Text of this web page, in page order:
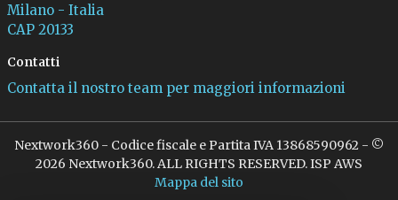
Milano - Italia
CAP 20133
Contatti
Contatta il nostro team per maggiori informazioni
Nextwork360 - Codice fiscale e Partita IVA 13868590962 - ©
2026 Nextwork360. ALL RIGHTS RESERVED. ISP AWS
Mappa del sito